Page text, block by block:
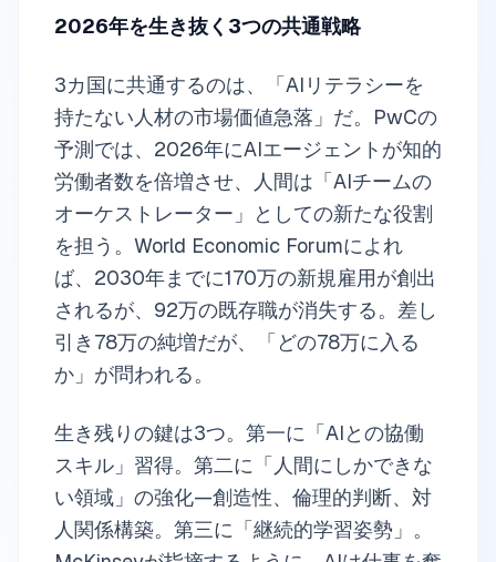
2026年を生き抜く3つの共通戦略
3カ国に共通するのは、「AIリテラシーを
持たない人材の市場価値急落」だ。PwCの
予測では、2026年にAIエージェントが知的
労働者数を倍増させ、人間は「AIチームの
オーケストレーター」としての新たな役割
を担う。World Economic Forumによれ
ば、2030年までに170万の新規雇用が創出
されるが、92万の既存職が消失する。差し
引き78万の純増だが、「どの78万に入る
か」が問われる。
生き残りの鍵は3つ。第一に「AIとの協働
スキル」習得。第二に「人間にしかできな
い領域」の強化—創造性、倫理的判断、対
人関係構築。第三に「継続的学習姿勢」。